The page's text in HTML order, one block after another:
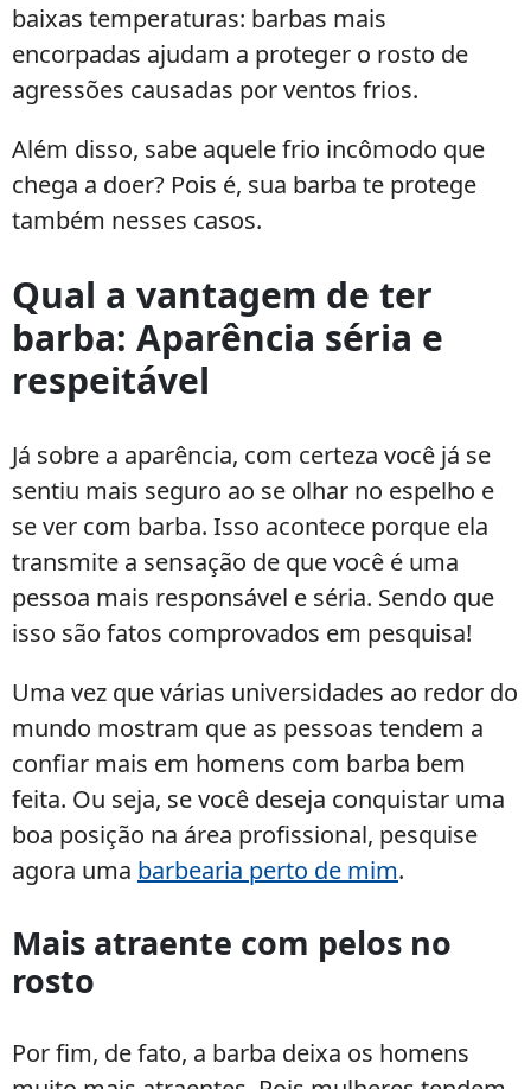
baixas temperaturas: barbas mais
encorpadas ajudam a proteger o rosto de
agressões causadas por ventos frios.
Além disso, sabe aquele frio incômodo que
chega a doer? Pois é, sua barba te protege
também nesses casos.
Qual a vantagem de ter
barba: Aparência séria e
respeitável
Já sobre a aparência, com certeza você já se
sentiu mais seguro ao se olhar no espelho e
se ver com barba. Isso acontece porque ela
transmite a sensação de que você é uma
pessoa mais responsável e séria. Sendo que
isso são fatos comprovados em pesquisa!
Uma vez que várias universidades ao redor do
mundo mostram que as pessoas tendem a
confiar mais em homens com barba bem
feita. Ou seja, se você deseja conquistar uma
boa posição na área profissional, pesquise
agora uma barbearia perto de mim.
Mais atraente com pelos no
rosto
Por fim, de fato, a barba deixa os homens